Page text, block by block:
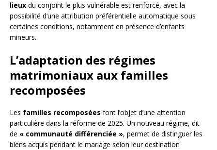
lieux du conjoint le plus vulnérable est renforcé, avec la
possibilité d’une attribution préférentielle automatique sous
certaines conditions, notamment en présence d’enfants
mineurs.
L’adaptation des régimes
matrimoniaux aux familles
recomposées
Les familles recomposées font l’objet d’une attention
particulière dans la réforme de 2025. Un nouveau régime, dit
de « communauté différenciée », permet de distinguer les
biens acquis pendant le mariage selon leur destination